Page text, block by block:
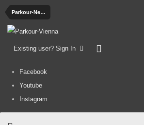
Parkour-News
Existing user? Sign In
Facebook
Youtube
Instagram